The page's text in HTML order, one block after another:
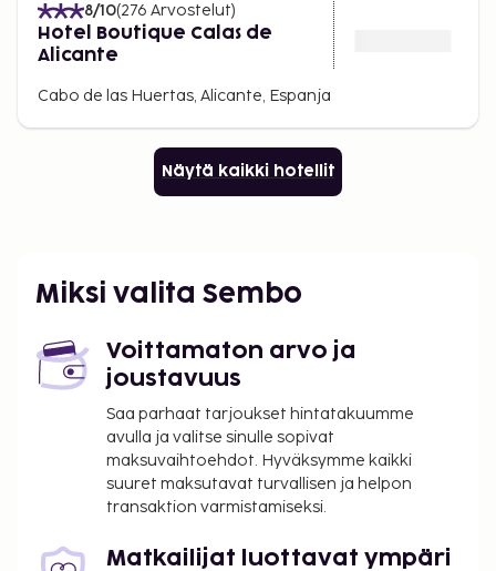
8/10(276 Arvostelut)
Hotel Boutique Calas de
Alicante
Cabo de las Huertas, Alicante, Espanja
Näytä kaikki hotellit
Miksi valita Sembo
Voittamaton arvo ja
joustavuus
Saa parhaat tarjoukset hintatakuumme
avulla ja valitse sinulle sopivat
maksuvaihtoehdot. Hyväksymme kaikki
suuret maksutavat turvallisen ja helpon
transaktion varmistamiseksi.
Matkailijat luottavat ympäri